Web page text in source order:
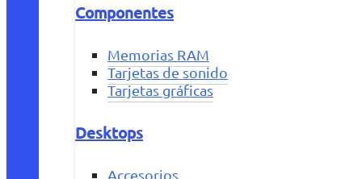
Componentes
Memorias RAM
Tarjetas de sonido
Tarjetas gráficas
Desktops
Accesorios